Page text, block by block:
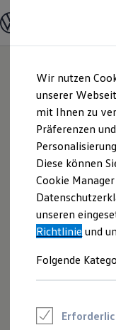
Hauptinhalt
springen
Footer
springen
Modelle und
Modelle
ENERGY
SUV und
Kombis
Sportwagen
Schnell
Angebote und
Aktuelle
E-Auto-
Junge
Wir nutzen
unserer
mit Ihnen zu
Präferenzen
Diese können
Cookie
unseren
Richtlinie und
Folgende